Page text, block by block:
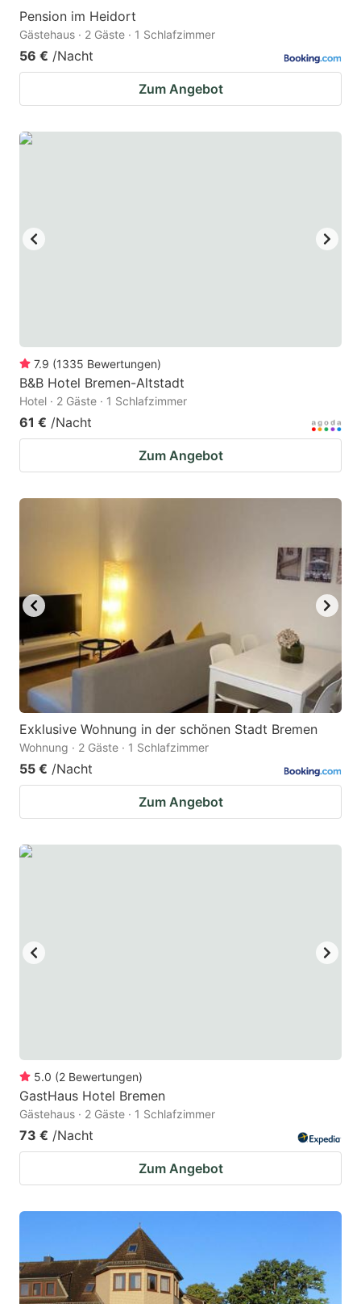
Pension im Heidort
Gästehaus · 2 Gäste · 1 Schlafzimmer
56 € /Nacht
Zum Angebot
7.9 (1335 Bewertungen)
B&B Hotel Bremen-Altstadt
Hotel · 2 Gäste · 1 Schlafzimmer
61 € /Nacht
Zum Angebot
Exklusive Wohnung in der schönen Stadt Bremen
Wohnung · 2 Gäste · 1 Schlafzimmer
55 € /Nacht
Zum Angebot
5.0 (2 Bewertungen)
GastHaus Hotel Bremen
Gästehaus · 2 Gäste · 1 Schlafzimmer
73 € /Nacht
Zum Angebot